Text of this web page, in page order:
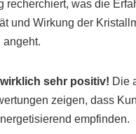
recherchiert, was die
und Wirkung der
angeht.
sehr positiv! Die
zeigen, dass
empfinden.